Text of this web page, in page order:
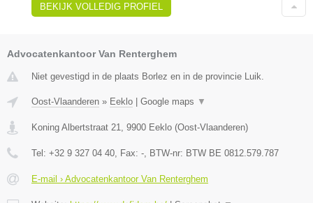
BEKIJK VOLLEDIG PROFIEL
Advocatenkantoor Van Renterghem
Niet gevestigd in de plaats Borlez en in de provincie Luik.
Oost-Vlaanderen » Eeklo Google maps ▼
Koning Albertstraat 21 9900 Eeklo (Oost-Vlaanderen)
Tel: +32 9 327 04 40 , Fax: - , BTW-nr: BTW BE 0812.579.787
E-mail › Advocatenkantoor Van Renterghem